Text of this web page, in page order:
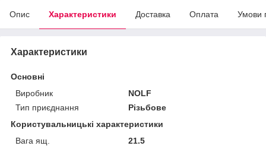
Опис Характеристики Доставка Оплата Умови
Характеристики
Основні
Виробник
NOLF
Тип приєднання
Різьбове
Користувальницькі характеристики
Вага ящ.
21.5